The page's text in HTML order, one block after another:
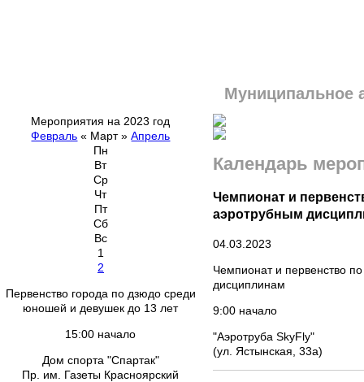
Муниципальное
Мероприятия на 2023 год
Февраль « Март»Апрель
Пн
Вт
Ср
Чт
Пт
Сб
Вс
1
2
Первенство города по дзюдо среди
юношей и девушек до 13 лет
15:00 начало
Дом спорта "Спартак"
Пр. им. Газеты Красноярский
Календарь
Чемпионат и
аэротрубным
04.03.2023
Чемпионат и первенство
дисциплинам
9:00 начало
"Аэротруба SkyFly"
(ул. Ястынская, 33а)